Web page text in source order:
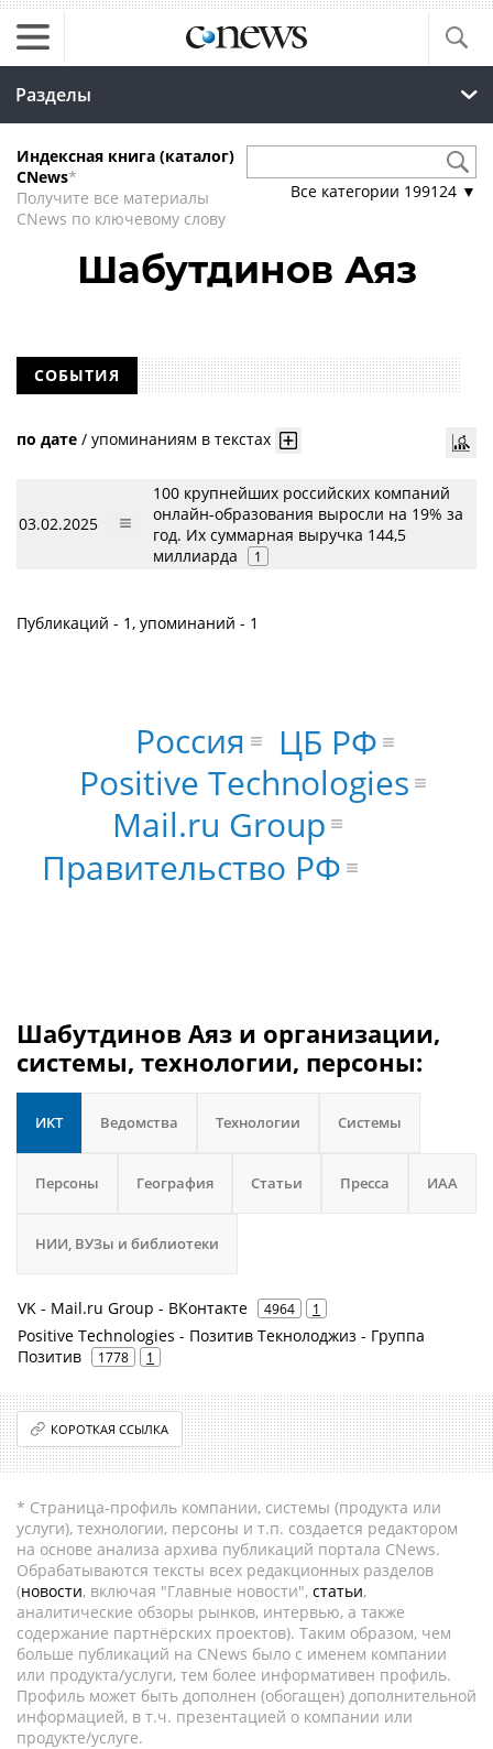
Разделы
Индексная книга (каталог)
CNews*
Получите все материалы
CNews по ключевому слову
Все категории 199124 ▼
Шабутдинов Аяз
СОБЫТИЯ
по дате / упоминаниям в текстах
03.02.2025
100 крупнейших российских компаний
онлайн-образования выросли на 19% за
год. Их суммарная выручка 144,5
миллиарда
1
Публикаций - 1, упоминаний - 1
Mail.ru Group
Positive Technologies
Правительство РФ
ЦБ РФ
Россия
Шабутдинов Аяз и организации,
системы, технологии, персоны:
ИКТ Ведомства Технологии Системы
Персоны География Статьи Пресса ИАА
НИИ, ВУЗы и библиотеки
VK - Mail.ru Group - ВКонтакте 4964 1
Positive Technologies - Позитив Текнолоджиз - Группа
Позитив
1778 1
КОРОТКАЯ ССЫЛКА
* Страница-профиль компании, системы (продукта или
услуги), технологии, персоны и т.п. создается редактором
на основе анализа архива публикаций портала CNews.
Обрабатываются тексты всех редакционных разделов
(новости, включая "Главные новости", статьи,
аналитические обзоры рынков, интервью, а также
содержание партнёрских проектов). Таким образом, чем
больше публикаций на CNews было с именем компании
или продукта/услуги, тем более информативен профиль.
Профиль может быть дополнен (обогащен) дополнительной
информацией, в т.ч. презентацией о компании или
продукте/услуге.